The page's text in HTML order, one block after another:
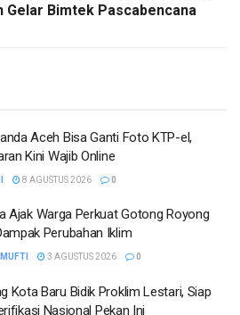
Gelar Bimtek Pascabencana
Aceh Bisa Ganti Foto KTP-el,
Kini Wajib Online
8 AGUSTUS 2026 0
Ajak Warga Perkuat Gotong Royong
Perubahan Iklim
3 AGUSTUS 2026 0
Kota Baru Bidik Proklim Lestari, Siap
Nasional Pekan Ini